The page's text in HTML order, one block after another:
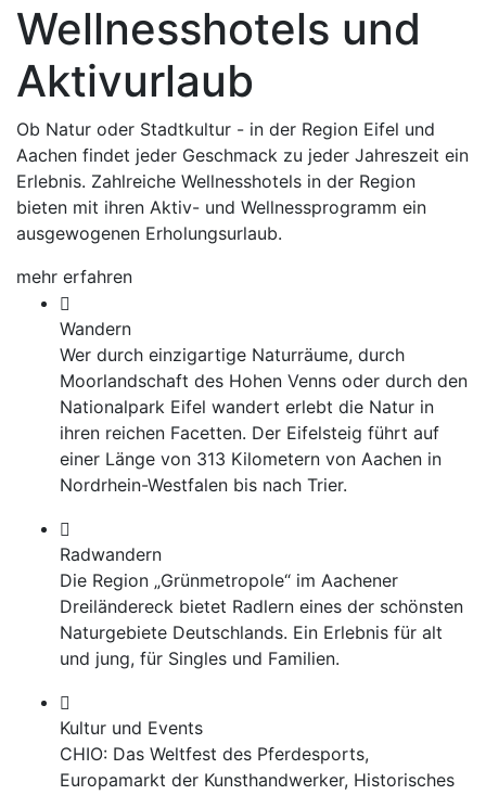
Wellnesshotels und
Aktivurlaub
Ob Natur oder Stadtkultur - in der Region Eifel und
Aachen findet jeder Geschmack zu jeder Jahreszeit ein
Erlebnis. Zahlreiche Wellnesshotels in der Region
bieten mit ihren Aktiv- und Wellnessprogramm ein
ausgewogenen Erholungsurlaub.
mehr erfahren
Wandern
Wer durch einzigartige Naturräume, durch
Moorlandschaft des Hohen Venns oder durch den
Nationalpark Eifel wandert erlebt die Natur in
ihren reichen Facetten. Der Eifelsteig führt auf
einer Länge von 313 Kilometern von Aachen in
Nordrhein-Westfalen bis nach Trier.
Radwandern
Die Region „Grünmetropole“ im Aachener
Dreiländereck bietet Radlern eines der schönsten
Naturgebiete Deutschlands. Ein Erlebnis für alt
und jung, für Singles und Familien.
Kultur und Events
CHIO: Das Weltfest des Pferdesports,
Europamarkt der Kunsthandwerker, Historisches